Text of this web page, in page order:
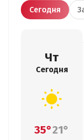
Сегодня
Чт
Сегодня
35°21°